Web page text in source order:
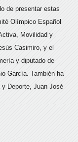
de presentar estas
Olímpico Español
Movilidad y
Casimiro, y el
y diputado de
García. También ha
y Deporte, Juan José